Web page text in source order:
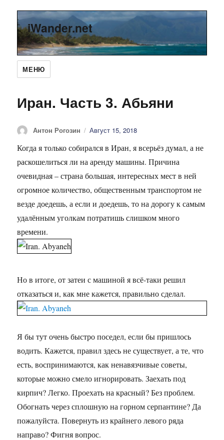
iWander.net
МЕНЮ
Иран. Часть 3. Абьяни
Автор
Антон Рогозин Опубликовано
Август 15, 2018
Когда я только собирался в Иран, я всерьёз думал, а не
раскошелиться ли на аренду машины. Причина
очевидная – страна большая, интересных мест в ней
огромное количество, общественным транспортом не
везде доедешь, а если и доедешь, то на дорогу к самым
удалённым уголкам потратишь слишком много
времени.
Но в итоге, от затеи с машиной я всё-таки решил
отказаться и, как мне кажется, правильно сделал.
Я бы тут очень быстро поседел, если бы пришлось
водить. Кажется, правил здесь не существует, а те, что
есть, воспринимаются, как ненавязчивые советы,
которые можно смело игнорировать. Заехать под
кирпич? Легко. Проехать на красный? Без проблем.
Обогнать через сплошную на горном серпантине? Да
пожалуйста. Повернуть из крайнего левого ряда
направо? Фигня вопрос.